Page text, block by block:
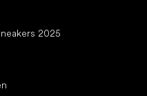
2025